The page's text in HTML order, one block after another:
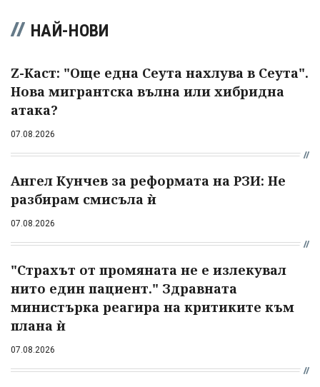
НАЙ-НОВИ
Z-Каст: "Още една Сеута нахлува в Сеута".
Нова мигрантска вълна или хибридна
атака?
07.08.2026
Ангел Кунчев за реформата на РЗИ: Не
разбирам смисъла ѝ
07.08.2026
"Страхът от промяната не е излекувал
нито един пациент." Здравната
министърка реагира на критиките към
плана ѝ
07.08.2026